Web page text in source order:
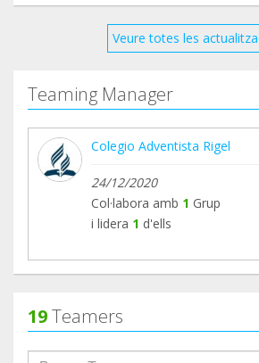
Veure totes les
Teaming Manager
Colegio Adventista Rigel
24/12/2020
Col·labora amb 1 Grup
i lidera 1 d'ells
19Teamers